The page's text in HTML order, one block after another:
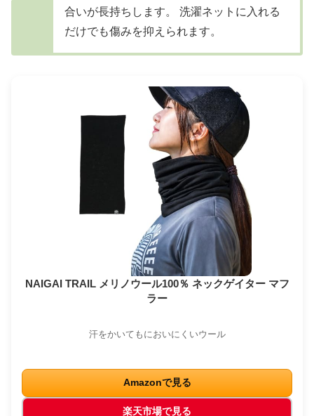
合いが長持ちします。 洗濯ネットに入れる
だけでも傷みを抑えられます。
NAIGAI TRAIL メリノウール100％ ネックゲイター マフ
ラー
汗をかいてもにおいにくいウール
Amazonで見る
楽天市場で見る